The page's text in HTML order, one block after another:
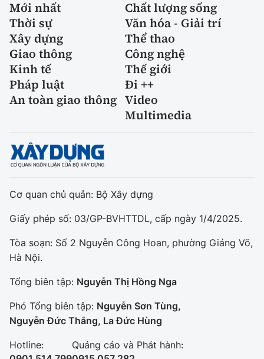
Mới nhất
Chất lượng sống
Thời sự
Văn hóa - Giải trí
Xây dựng
Thể thao
Giao thông
Công nghệ
Kinh tế
Thế giới
Pháp luật
Đi ++
An toàn giao thông Video
Multimedia
Cơ quan chủ quản: Bộ Xây dựng
Giấy phép số: 03/GP-BVHTTDL, cấp ngày 1/4/2025.
Tòa soạn: Số 2 Nguyễn Công Hoan, phường Giảng Võ,
Hà Nội.
Tổng biên tập: Nguyễn Thị Hồng Nga
Phó Tổng biên tập: Nguyễn Sơn Tùng,
Nguyễn Đức Thắng, La Đức Hùng
Hotline:
Quảng cáo và Phát hành: